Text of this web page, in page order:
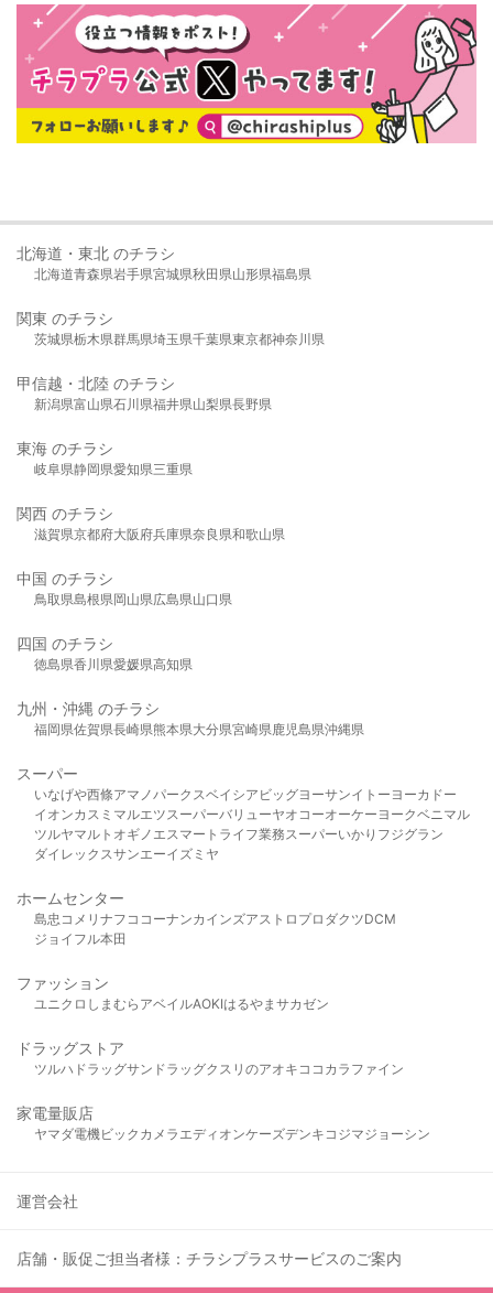
北海道・東北 のチラシ
北海道青森県岩手県宮城県秋田県山形県福島県
関東 のチラシ
茨城県栃木県群馬県埼玉県千葉県東京都神奈川県
甲信越・北陸 のチラシ
新潟県富山県石川県福井県山梨県長野県
東海 のチラシ
岐阜県静岡県愛知県三重県
関西 のチラシ
滋賀県京都府大阪府兵庫県奈良県和歌山県
中国 のチラシ
鳥取県島根県岡山県広島県山口県
四国 のチラシ
徳島県香川県愛媛県高知県
九州・沖縄 のチラシ
福岡県佐賀県長崎県熊本県大分県宮崎県 鹿児島県沖縄県
スーパー
いなげや西條アマノパークスベイシア ビッグヨーサンイトーヨーカドー
イオンカスミ マルエツ スーパーバリューヤオコーオーケー ヨークベニマル
ツルヤマルト オギノ エスマート ライフ業務スーパーいかり フジグラン
ダイレックスサンエーイズミヤ
ホームセンター
島忠 コメリ ナフコ コーナンカインズアストロプロダクツDCM
ジョイフル本田
ファッション
ユニクロ しまむら アベイルAOKIはるやま サカゼン
ドラッグストア
ツルハドラッグサンドラッグクスリのアオキ ココカラファイン
家電量販店
ヤマダ電機ビックカメラ エディオンケーズデンキ コジマジョーシン
運営会社
店舗・販促ご担当者様：チラシプラスサービスのご案内